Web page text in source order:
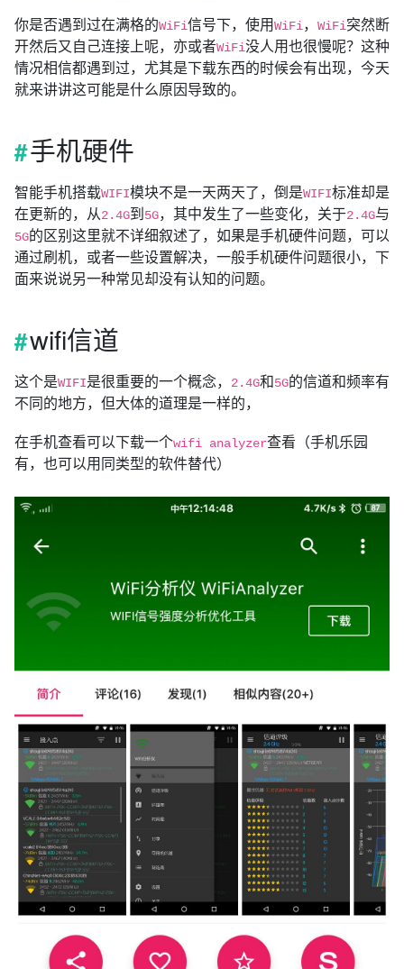
你是否遇到过在满格的WiFi信号下，使用WiFi， WiFi突然断
开然后又自己连接上呢，亦或者WiFi没人用也很慢呢？这种
情况相信都遇到过，尤其是下载东西的时候会有出现，今天
就来讲讲这可能是什么原因导致的。
手机硬件
智能手机搭载WIFI模块不是一天两天了，倒是WIFI标准却是
在更新的，从2.4G到 5G，其中发生了一些变化，关于2.4G与
5G的区别这里就不详细叙述了，如果是手机硬件问题，可以
通过刷机，或者一些设置解决，一般手机硬件问题很小，下
面来说说另一种常见却没有认知的问题。
wifi信道
这个是WIFI是很重要的一个概念， 2.4G和5G的信道和频率有
不同的地方，但大体的道理是一样的，
在手机查看可以下载一个wifi analyzer查看（手机乐园
有，也可以用同类型的软件替代）